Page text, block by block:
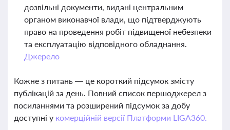
дозвільні документи, видані центральним
органом виконавчої влади, що підтверджують
право на проведення робіт підвищеної небезпеки
та експлуатацію відповідного обладнання.
Джерело
Кожне з питань — це короткий підсумок змісту
публікацій за день. Повний список першоджерел з
посиланнями та розширений підсумок за добу
доступні у комерційній версії Платформи LIGA360.